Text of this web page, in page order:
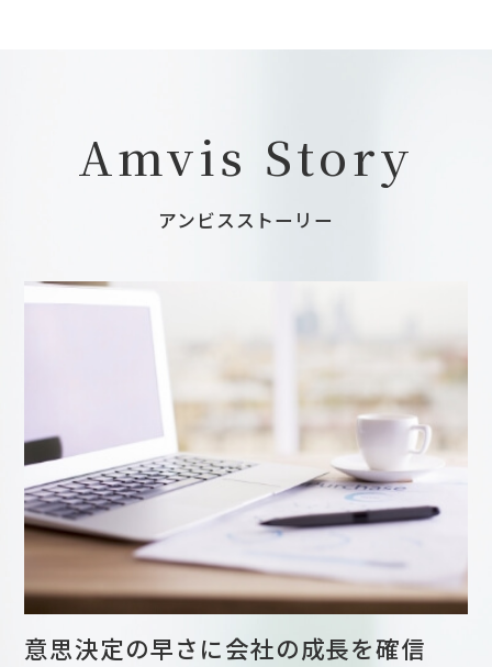
Amvis Story
アンビスストーリー
意思決定の早さに会社の成長を確信